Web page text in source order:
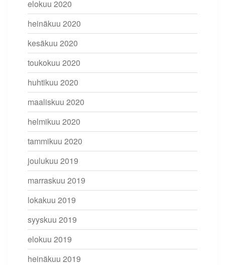
elokuu 2020
heinäkuu 2020
kesäkuu 2020
toukokuu 2020
huhtikuu 2020
maaliskuu 2020
helmikuu 2020
tammikuu 2020
joulukuu 2019
marraskuu 2019
lokakuu 2019
syyskuu 2019
elokuu 2019
heinäkuu 2019